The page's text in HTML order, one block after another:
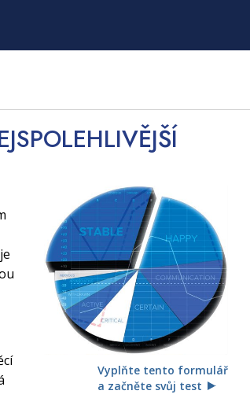
Vyplňte tento formulář
a začněte svůj test